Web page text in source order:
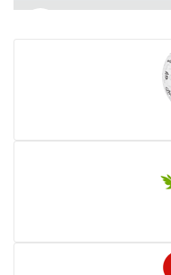
কাস্তেচরা - চামচঠুটি